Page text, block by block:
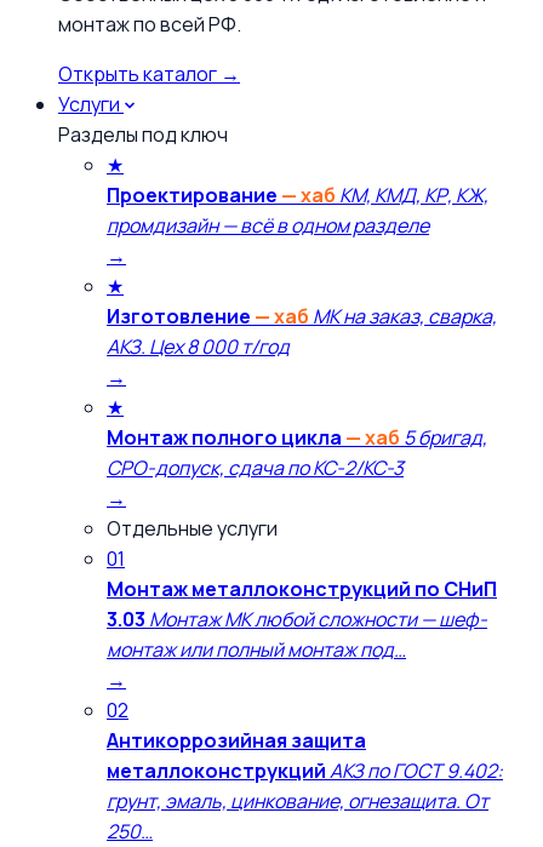
монтаж по всей РФ.
Открыть каталог →
Услуги
Разделы под ключ
★
Проектирование — хаб КМ, КМД, КР, КЖ,
промдизайн — всё в одном разделе
→
★
Изготовление — хаб МК на заказ, сварка,
АКЗ. Цех 8 000 т/год
→
★
Монтаж полного цикла — хаб 5 бригад,
СРО-допуск, сдача по КС-2/КС-3
→
Отдельные услуги
01
Монтаж металлоконструкций по СНиП
3.03 Монтаж МК любой сложности — шеф-
монтаж или полный монтаж под…
→
02
Антикоррозийная защита
металлоконструкцийАКЗ по ГОСТ 9.402:
грунт, эмаль, цинкование, огнезащита. От
250…